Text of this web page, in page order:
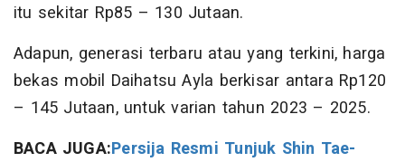
itu sekitar Rp85 – 130 Jutaan.
Adapun, generasi terbaru atau yang terkini, harga
bekas mobil Daihatsu Ayla berkisar antara Rp120
– 145 Jutaan, untuk varian tahun 2023 – 2025.
BACA JUGA:Persija Resmi Tunjuk Shin Tae-